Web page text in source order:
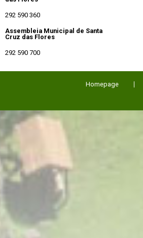
292 590 360
Assembleia Municipal de Santa
Cruz das Flores
292 590 700
Homepage